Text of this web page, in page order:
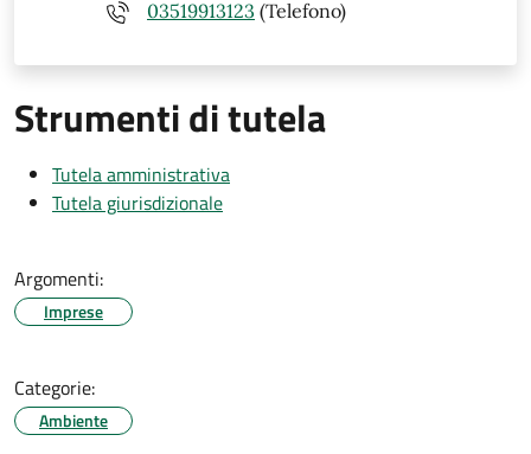
03519913123 (Telefono)
Strumenti di tutela
Tutela amministrativa
Tutela giurisdizionale
Argomenti:
Imprese
Categorie:
Ambiente